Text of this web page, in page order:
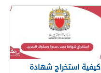
كيفية استخراج شهادة